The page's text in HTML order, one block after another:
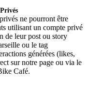
ne pourront être
utilisant un compte privé
de leur post ou story
ou le tag
générées (likes,
sur notre page ou via le
Café.